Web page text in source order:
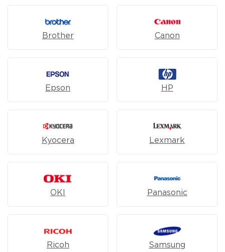
Brother Canon
Epson HP
Kyocera Lexmark
OKI Panasonic
Ricoh Samsung